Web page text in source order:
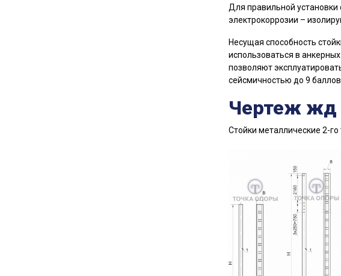
Для правильной
электрокоррозии –
Несущая способность
использоваться в
позволяют
сейсмичностью до 9 баллов.
Чертеж
Стойки металлические 2-